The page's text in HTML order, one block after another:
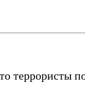
террористы